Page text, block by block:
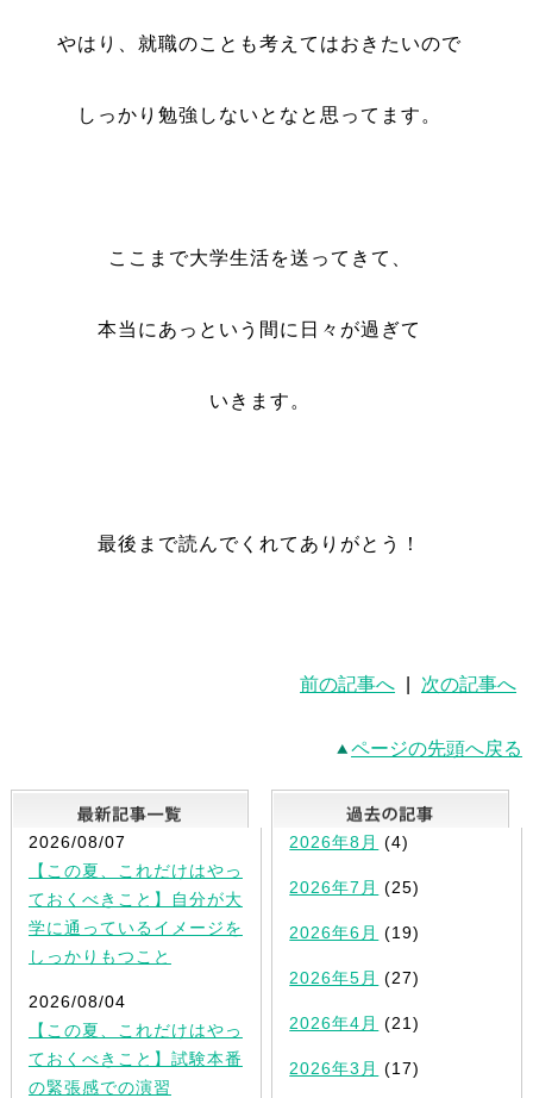
やはり、就職のことも考えてはおきたいので
しっかり勉強しないとなと思ってます。
ここまで大学生活を送ってきて、
本当にあっという間に日々が過ぎて
いきます。
最後まで読んでくれてありがとう！
前の記事へ 次の記事へ
ページの先頭へ戻る
最新記事一覧
2026/08/07
【この夏、これだけはやっ
ておくべきこと】自分が大
学に通っているイメージを
しっかりもつこと
2026/08/04
【この夏、これだけはやっ
ておくべきこと】試験本番
の緊張感での演習
2026年8月 (4)
2026年7月 (25)
2026年6月 (19)
2026年5月 (27)
2026年4月 (21)
2026年3月 (17)